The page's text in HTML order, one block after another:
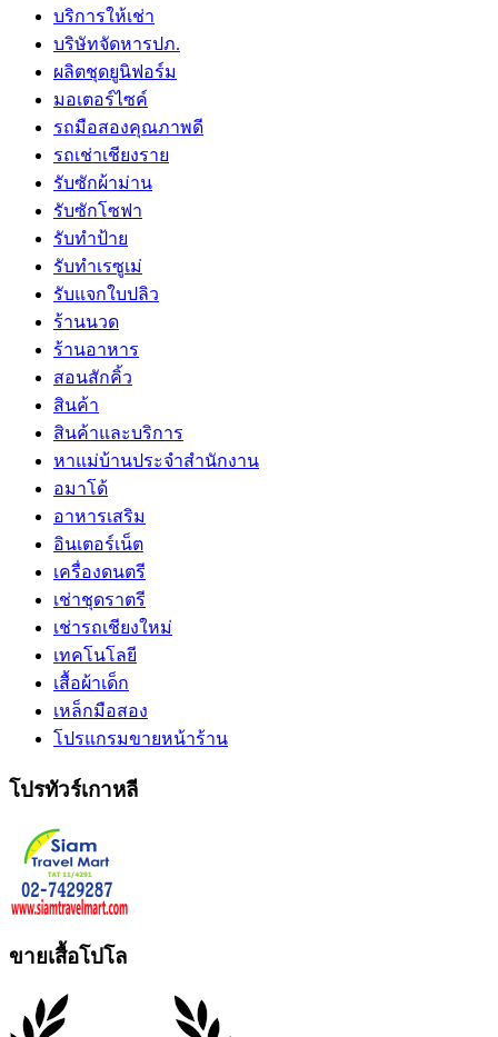
บริการให้เช่า
บริษัทจัดหารปภ.
ผลิตชุดยูนิฟอร์ม
มอเตอร์ไซค์
รถมือสองคุณภาพดี
รถเช่าเชียงราย
รับซักผ้าม่าน
รับซักโซฟา
รับทำป้าย
รับทำเรซูเม่
รับแจกใบปลิว
ร้านนวด
ร้านอาหาร
สอนสักคิ้ว
สินค้า
สินค้าและบริการ
หาแม่บ้านประจำสำนักงาน
อมาโด้
อาหารเสริม
อินเตอร์เน็ต
เครื่องดนตรี
เช่าชุดราตรี
เช่ารถเชียงใหม่
เทคโนโลยี
เสื้อผ้าเด็ก
เหล็กมือสอง
โปรแกรมขายหน้าร้าน
โปรทัวร์เกาหลี
ขายเสื้อโปโล